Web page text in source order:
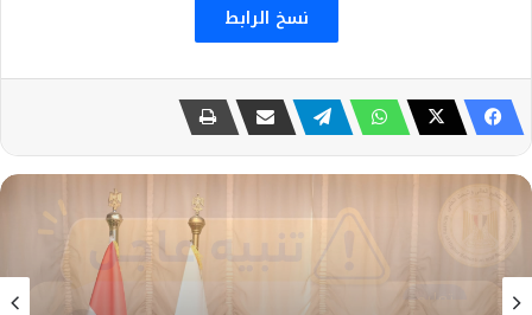
نسخ الرابط